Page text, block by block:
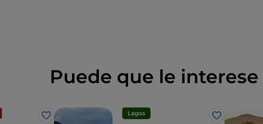
Puede que le interese
Me gusta
Lagos
Me gusta